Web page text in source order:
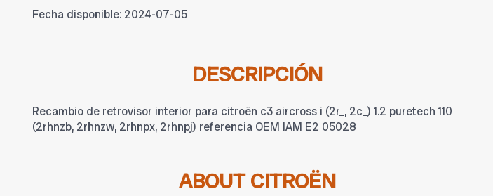
Fecha disponible: 2024-07-05
DESCRIPCIÓN
Recambio de retrovisor interior para citroën c3 aircross i (2r_, 2c_) 1.2 puretech 110
(2rhnzb, 2rhnzw, 2rhnpx, 2rhnpj) referencia OEM IAM E2 05028
ABOUT CITROËN